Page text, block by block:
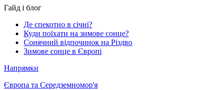
Гайд і блог
Де спекотно в січні?
Куди поїхати на зимове сонце?
Сонячний відпочинок на Різдво
Зимове сонце в Європі
Напрямки
Європа та Середземномор'я